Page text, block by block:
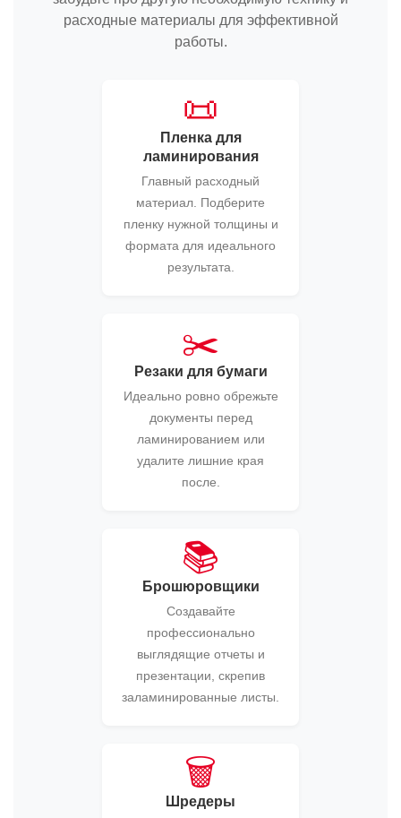
расходные материалы для эффективной
работы.
📜
Пленка для
ламинирования
Главный расходный
материал. Подберите
пленку нужной толщины и
формата для идеального
результата.
✂️
Резаки для бумаги
Идеально ровно обрежьте
документы перед
ламинированием или
удалите лишние края
после.
📚
Брошюровщики
Создавайте
профессионально
выглядящие отчеты и
презентации, скрепив
заламинированные листы.
🗑️
Шредеры